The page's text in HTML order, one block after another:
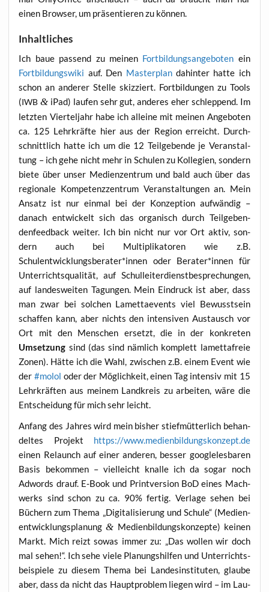
einen Brow­ser, um prä­sen­tie­ren zu können.
Inhaltliches
Ich baue pas­send zu mei­nen Fort­bil­dungs­an­ge­bo­ten ein
Fort­bil­dungs­wi­ki auf. Den Mas­ter­plandahin­ter hat­te ich
schon an ande­rer Stel­le skiz­ziert. Fort­bil­dun­gen zu Tools
(IWB & iPad) lau­fen sehr gut, ande­res eher schlep­pend. Im
letz­ten Vier­tel­jahr habe ich allei­ne mit mei­nen Ange­bo­ten
ca. 125 Lehr­kräf­te hier aus der Regi­on erreicht. Durch­
schnitt­lich hat­te ich um die 12 Teil­ge­ben­de je Ver­an­stal­
tung – ich gehe nicht mehr in Schu­len zu Kol­le­gi­en, son­dern
bie­te über unser Medi­en­zen­trum und bald auch über das
regio­na­le Kom­pe­tenz­zen­trum Ver­an­stal­tun­gen an. Mein
Ansatz ist nur ein­mal bei der Kon­zep­ti­on auf­wän­dig –
danach ent­wi­ckelt sich das orga­nisch durch Teil­ge­ben­
denfeed­back wei­ter. Ich bin nicht nur vor Ort aktiv, son­
dern auch bei Mul­ti­pli­ka­to­ren wie z.B.
Schulentwicklungsberater*innen oder Berater*innen für
Unter­richts­qua­li­tät, auf Schul­lei­ter­dienst­be­spre­chun­gen,
auf lan­des­wei­ten Tagun­gen. Mein Ein­druck ist aber, dass
man zwar bei sol­chen Lamettae­vents viel Bewusst­sein
schaf­fen kann, aber nichts den inten­si­ven Aus­tausch vor
Ort mit den Men­schen ersetzt, die in der kon­kre­ten
Umset­zung sind (das sind näm­lich kom­plett lamet­tafreie
Zonen). Hät­te ich die Wahl, zwi­schen z.B. einem Event wie
der #molol oder der Mög­lich­keit, einen Tag inten­siv mit 15
Lehr­kräf­ten aus mei­nem Land­kreis zu arbei­ten, wäre die
Ent­schei­dung für mich sehr leicht.
Anfang des Jah­res wird mein bis­her stief­müt­ter­lich behan­
del­tes Pro­jekt https://www.medienbildungskonzept.de
einen Relaunch auf einer ande­ren, bes­ser goo­gle­les­ba­ren
Basis bekom­men – viel­leicht knal­le ich da sogar noch
Adwords drauf. E‑Book und Print­ver­si­on BoD eines Mach­
werks sind schon zu ca. 90% fer­tig. Ver­la­ge sehen bei
Büchern zum The­ma „Digi­ta­li­sie­rung und Schu­le“ (Medi­en­
ent­wick­lungs­pla­nung& Medi­en­bil­dungs­kon­zep­te) kei­nen
Markt. Mich reizt sowas immer zu: „Das wol­len wir doch
mal sehen!“. Ich sehe vie­le Pla­nungs­hil­fen und Unter­richts­
bei­spie­le zu die­sem The­ma bei Lan­des­in­sti­tu­ten, glau­be
aber, dass da nicht das Haupt­pro­blem lie­gen wird – im Lau­